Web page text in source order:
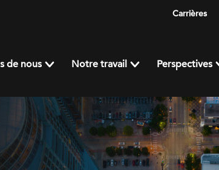
Carrières
de nous Notre travail Perspectives